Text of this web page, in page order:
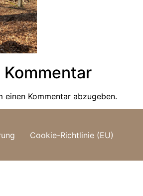
einen Kommentar abzugeben.
Cookie-Richtlinie (EU)